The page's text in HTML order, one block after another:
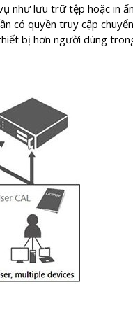
như lưu trữ tệp hoặc in
có quyền truy cập
bị hơn người dùng